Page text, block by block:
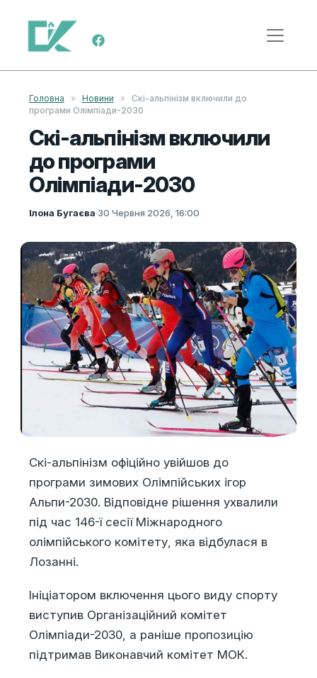
Skip to content
Main Navigation
Головна » Новини »
Скі-альпінізм включили до
програми Олімпіади-2030
Скі-альпінізм включили
до програми
Олімпіади-2030
Ілона Бугаєва·30 Червня 2026, 16:00
Скі-альпінізм офіційно увійшов до
програми зимових Олімпійських ігор
Альпи-2030. Відповідне рішення ухвалили
під час 146-ї сесії Міжнародного
олімпійського комітету, яка відбулася в
Лозанні.
Ініціатором включення цього виду спорту
виступив Організаційний комітет
Олімпіади-2030, а раніше пропозицію
підтримав Виконавчий комітет МОК.